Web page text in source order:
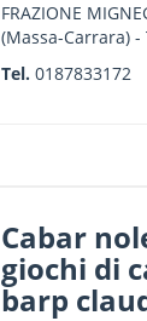
FRAZIONE
(Massa-Carrara) -
Tel.0187833172
Cabar
giochi di
barp